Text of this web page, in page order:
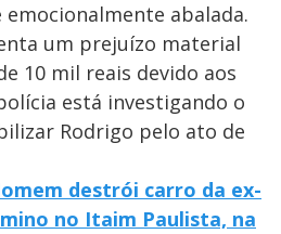
emocionalmente abalada.
um prejuízo material
10 mil reais devido aos
está investigando o
Rodrigo pelo ato de
destrói carro da ex-
no Itaim Paulista, na